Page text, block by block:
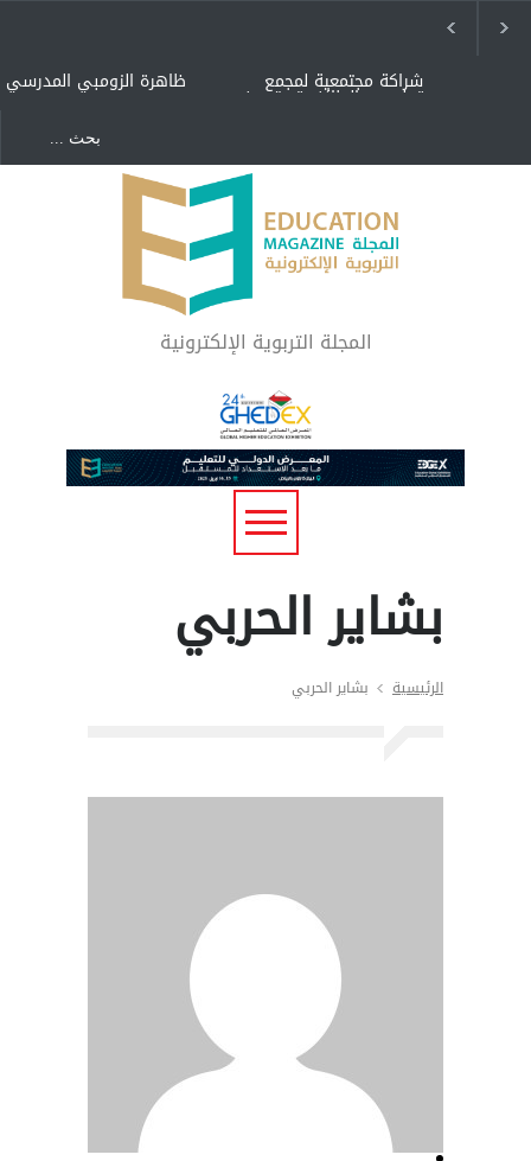
ظاهرة الزومبي المدرسي شراكة مجتمعية لمجمع
تعليمي بالطائف تستهدف
"كنت أنضرب ومافيني إلا
العافية" هل هذا مبرر
لاستمرار أسلوب التربية
المتوارث؟
لماذا تعد برامج توعية الأطفال
بخصوصية الجسد وقاية لا
فضول؟
المجلة التربوية الإلكترونية
بشاير الحربي
الرئيسية بشاير الحربي